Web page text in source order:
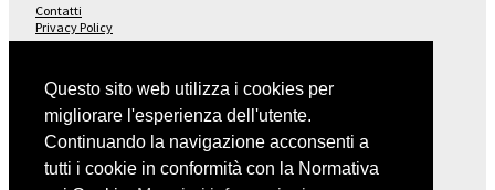
Contatti
Privacy Policy
Seguici su…
Facebook
Questo sito web utilizza i cookies per
migliorare l'esperienza dell'utente.
Continuando la navigazione acconsenti a
tutti i cookie in conformità con la Normativa